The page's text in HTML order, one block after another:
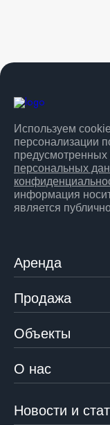
Используем
персонализации
предусмотренных
персональных
информация
является
Аренда
Продажа
Объекты
О нас
Новости и